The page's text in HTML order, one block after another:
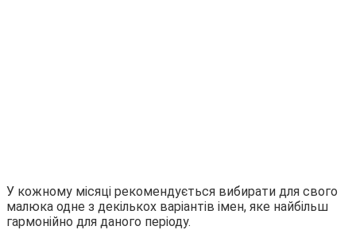
У кожному місяці рекомендується вибирати для свого
малюка одне з декількох варіантів імен, яке найбільш
гармонійно для даного періоду.